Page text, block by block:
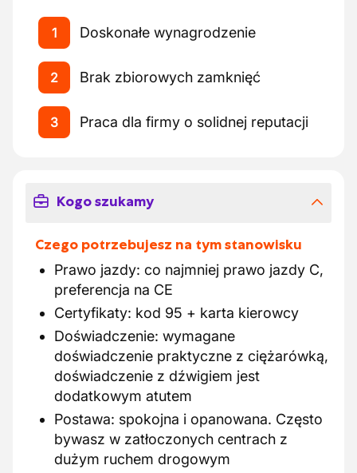
1 Doskonałe wynagrodzenie
2 Brak zbiorowych zamknięć
3 Praca dla firmy o solidnej reputacji
Kogo szukamy
Czego potrzebujesz na tym stanowisku
Prawo jazdy: co najmniej prawo jazdy C,
preferencja na CE
Certyfikaty: kod 95 + karta kierowcy
Doświadczenie: wymagane
doświadczenie praktyczne z ciężarówką,
doświadczenie z dźwigiem jest
dodatkowym atutem
Postawa: spokojna i opanowana. Często
bywasz w zatłoczonych centrach z
dużym ruchem drogowym